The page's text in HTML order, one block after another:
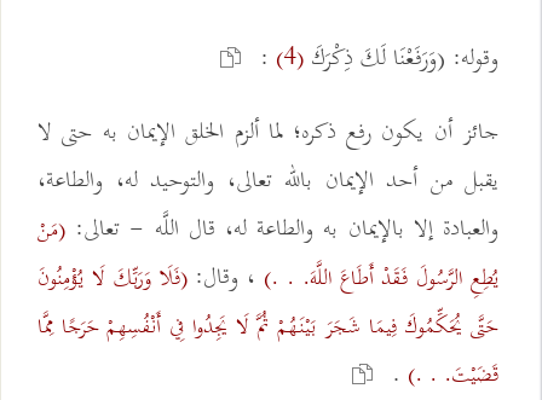
وقوله: (وَرَفَعْنَا لَكَ ذِكْرَكَ(4)
:
جائز أن يكون رفع ذكره؛ لما ألزم الخلق الإيمان به حتى لا
يقبل من أحد الإيمان بالله تعالى، والتوحيد له، والطاعة،
والعبادة إلا بالإيمان به والطاعة له، قال اللَّه - تعالى: (مَنْ
يُطِعِ الرَّسُولَ فَقَدْ أَطَاعَ اللَّهَ. . .) ، وقال:(فَلَا وَرَبِّكَ لَا يُؤْمِنُونَ
حَتَّى يُحَكِّمُوكَ فِيمَا شَجَرَ بَيْنَهُمْ ثُمَّ لَا يَجِدُوا فِي أَنْفُسِهِمْ حَرَجًا مِمَّا
قَضَيْتَ. . .) .